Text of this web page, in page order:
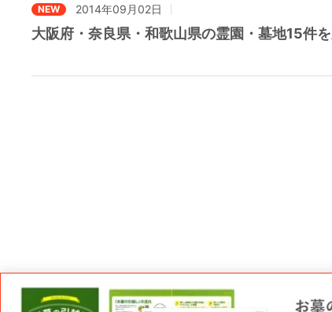
NEW 2014年09月02日
大阪府・奈良県・和歌山県の霊園・墓地15件